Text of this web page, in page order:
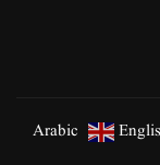
Arabic